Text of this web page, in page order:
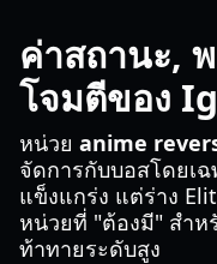
ค่าสถานะ,
โจมตีของ
หน่วย anime
จัดการกับบอสโดยเ
แข็งแกร่ง แต่ร่าง
หน่วยที่ "ต้องมี" สำห
ท้าทายระดับสูง